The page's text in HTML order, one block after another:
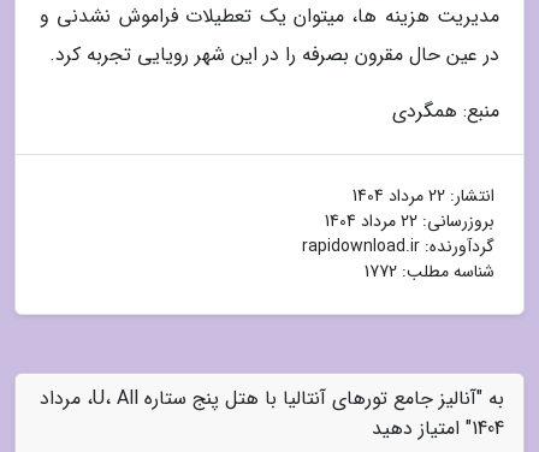
مدیریت هزینه ها، میتوان یک تعطیلات فراموش نشدنی و
در عین حال مقرون بصرفه را در این شهر رویایی تجربه کرد.
منبع: همگردی
انتشار: 22 مرداد 1404
بروزرسانی: 22 مرداد 1404
گردآورنده: rapidownload.ir
شناسه مطلب: 1772
به "آنالیز جامع تورهای آنتالیا با هتل پنج ستاره U، All، مرداد
1404" امتیاز دهید